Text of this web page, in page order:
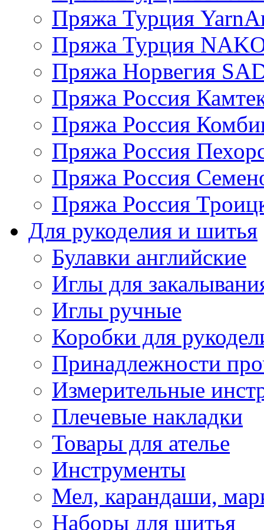
Пряжа Турция
Пряжа Турция
Пряжа Норвегия
Пряжа Россия
Пряжа Россия
Пряжа Россия
Пряжа Россия
Пряжа Россия
Для рукоделия и шитья
Булавки английские
Иглы для
Иглы ручные
Коробки для
Принадлежности
Измерительные
Плечевые накладки
Товары для ателье
Инструменты
Мел, карандаши,
Наборы для шитья